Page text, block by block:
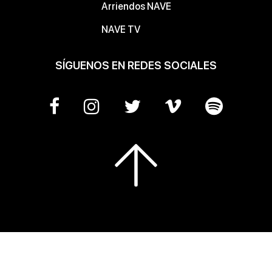
Arriendos NAVE
NAVE TV
SÍGUENOS EN REDES SOCIALES